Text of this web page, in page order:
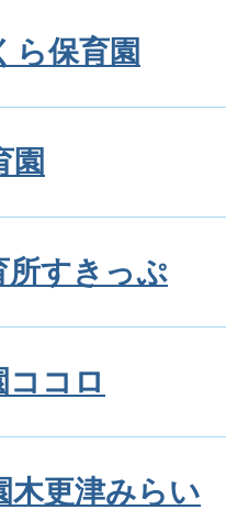
ら保育園
園
所すきっぷ
ココロ
木更津みらい